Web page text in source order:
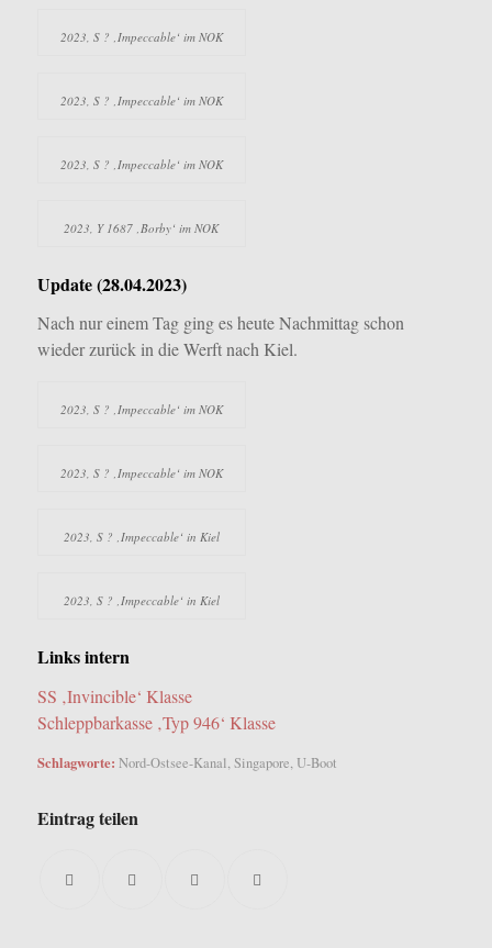
2023, S ? ‚Impeccable‘ im NOK
2023, S ? ‚Impeccable‘ im NOK
2023, S ? ‚Impeccable‘ im NOK
2023, Y 1687 ‚Borby‘ im NOK
Update (28.04.2023)
Nach nur einem Tag ging es heute Nachmittag schon
wieder zurück in die Werft nach Kiel.
2023, S ? ‚Impeccable‘ im NOK
2023, S ? ‚Impeccable‘ im NOK
2023, S ? ‚Impeccable‘ in Kiel
2023, S ? ‚Impeccable‘ in Kiel
Links intern
SS ‚Invincible‘ Klasse
Schleppbarkasse ‚Typ 946‘ Klasse
Schlagworte: Nord-Ostsee-Kanal,Singapore, U-Boot
Eintrag teilen